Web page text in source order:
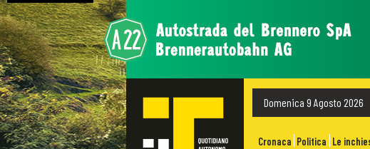
Domenica 9 Agosto 2026
Cronaca Politica Le